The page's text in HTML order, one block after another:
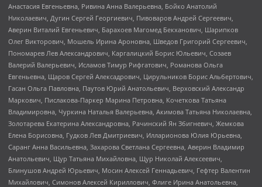
Анастасия Евгеньевна, Ривина Анна Валерьевна, Бойко Анатолий
Николаевич, Дугин Сергей Георгиевич, Пивоваров Андрей Сергеевич,
Аверин Виталий Евгеньевич, Барахоев Магомед Бекханович, Шарипков
Олег Викторович, Мошель Ирина Ароновна, Шведов Григорий Сергеевич,
Пономарев Лев Александрович, Каргалицкий Борис Юльевич, Созаев
Валерий Валерьевич, Исламов Тимур Рифгатович, Романова Ольга
Евгеньевна, Щаров Сергей Алексадрович, Цирульников Борис Альбертович,
Гасан Ольга Павловна, Паутов Юрий Анатольевич, Верховский Александр
Маркович, Пислакова-Паркер Марина Петровна, Кочеткова Татьяна
Владимировна, Чуркина Наталья Валерьевна, Акимова Татьяна Николаевна,
Золотарева Екатерина Александровна, Рачинский Ян Збигневич, Жемкова
Елена Борисовна, Гудков Лев Дмитриевич, Илларионова Юлия Юрьевна,
Саранг Анна Васильевна, Захарова Светлана Сергеевна, Аверин Владимир
Анатольевич, Щур Татьяна Михайловна, Щур Николай Алексеевич,
Блинушов Андрей Юрьевич, Мосин Алексей Геннадьевич, Гефтер Валентин
Михайлович, Симонов Алексей Кириллович, Флиге Ирина Анатольевна,